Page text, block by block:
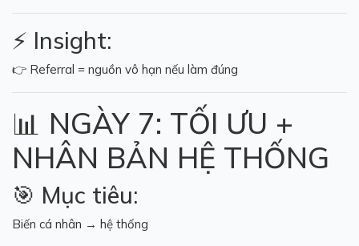
⚡ Insight:
👉 Referral = nguồn vô hạn nếu làm đúng
📊 NGÀY 7: TỐI ƯU +
NHÂN BẢN HỆ THỐNG
🎯 Mục tiêu:
Biến cá nhân → hệ thống